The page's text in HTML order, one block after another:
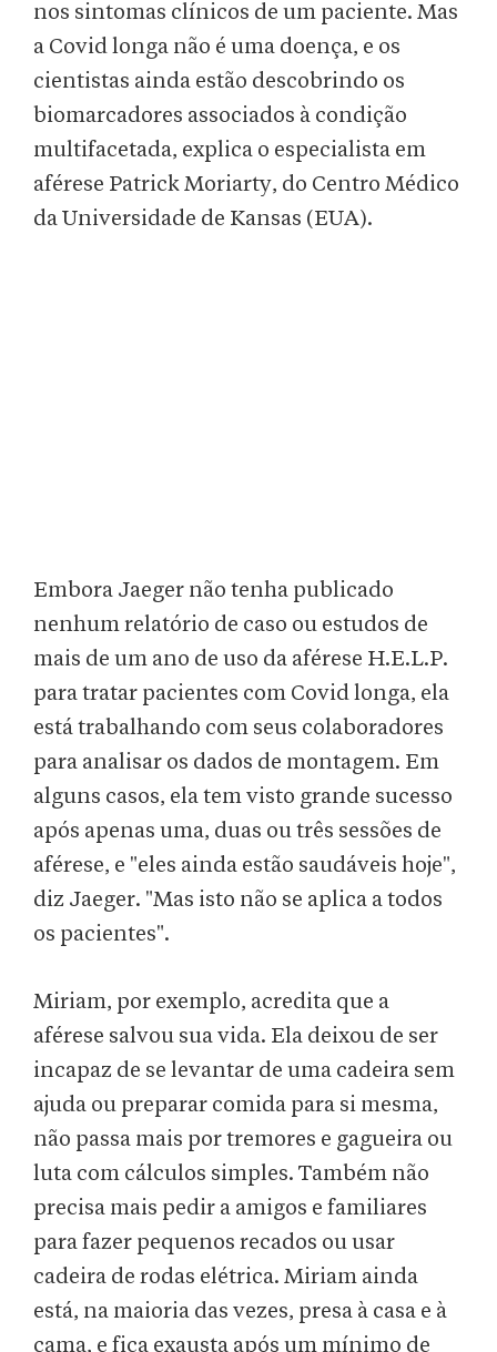
nos sintomas clínicos de um paciente. Mas
a Covid longa não é uma doença, e os
cientistas ainda estão descobrindo os
biomarcadores associados à condição
multifacetada, explica o especialista em
aférese Patrick Moriarty, do Centro Médico
da Universidade de Kansas (EUA).
Embora Jaeger não tenha publicado
nenhum relatório de caso ou estudos de
mais de um ano de uso da aférese H.E.L.P.
para tratar pacientes com Covid longa, ela
está trabalhando com seus colaboradores
para analisar os dados de montagem. Em
alguns casos, ela tem visto grande sucesso
após apenas uma, duas ou três sessões de
aférese, e "eles ainda estão saudáveis hoje",
diz Jaeger. "Mas isto não se aplica a todos
os pacientes".
Miriam, por exemplo, acredita que a
aférese salvou sua vida. Ela deixou de ser
incapaz de se levantar de uma cadeira sem
ajuda ou preparar comida para si mesma,
não passa mais por tremores e gagueira ou
luta com cálculos simples. Também não
precisa mais pedir a amigos e familiares
para fazer pequenos recados ou usar
cadeira de rodas elétrica. Miriam ainda
está, na maioria das vezes, presa à casa e à
cama, e fica exausta após um mínimo de